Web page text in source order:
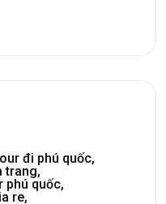
đi phú quốc,
trang,
phú quốc,
re,